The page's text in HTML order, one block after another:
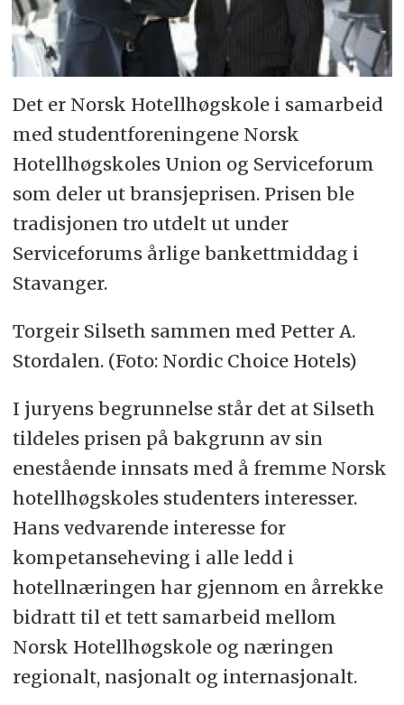
Det er Norsk Hotellhøgskole i samarbeid
med studentforeningene Norsk
Hotellhøgskoles Union og Serviceforum
som deler ut bransjeprisen. Prisen ble
tradisjonen tro utdelt ut under
Serviceforums årlige bankettmiddag i
Stavanger.
Torgeir Silseth sammen med Petter A.
Stordalen. (Foto: Nordic Choice Hotels)
I juryens begrunnelse står det at Silseth
tildeles prisen på bakgrunn av sin
enestående innsats med å fremme Norsk
hotellhøgskoles studenters interesser.
Hans vedvarende interesse for
kompetanseheving i alle ledd i
hotellnæringen har gjennom en årrekke
bidratt til et tett samarbeid mellom
Norsk Hotellhøgskole og næringen
regionalt, nasjonalt og internasjonalt.